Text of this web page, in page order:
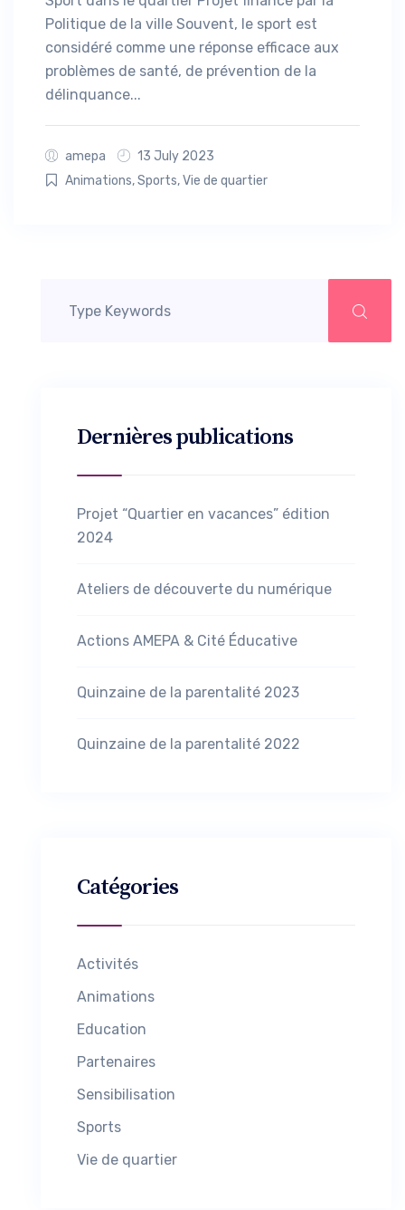
Politique de la ville Souvent, le sport est
considéré comme une réponse efficace aux
problèmes de santé, de prévention de la
délinquance...
amepa
13 July 2023
Animations,Sports,Vie de quartier
Dernières publications
Projet “Quartier en vacances” édition
2024
Ateliers de découverte du numérique
Actions AMEPA & Cité Éducative
Quinzaine de la parentalité 2023
Quinzaine de la parentalité 2022
Catégories
Activités
Animations
Education
Partenaires
Sensibilisation
Sports
Vie de quartier